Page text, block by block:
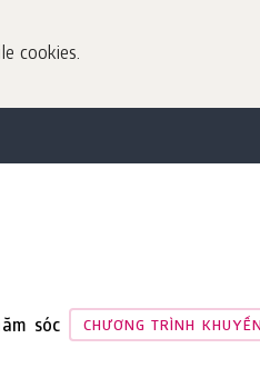
cookies.
sóc CHƯƠNG TRÌNH